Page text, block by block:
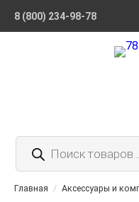
8 (800) 234-98-78
Поиск
товаров
Главная / Аксессуары и